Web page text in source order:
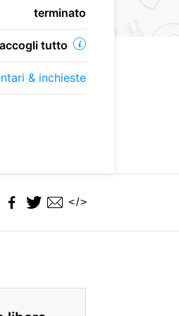
terminato
tutto
& inchieste
</>